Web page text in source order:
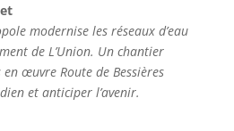
modernise les réseaux d’eau
de L’Union. Un chantier
œuvre Route de Bessières
et anticiper l’avenir.